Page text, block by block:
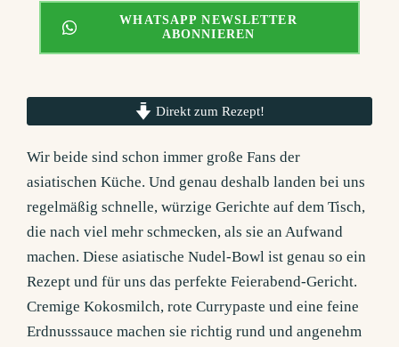
WHATSAPP NEWSLETTER
ABONNIEREN
Direkt zum Rezept!
Wir beide sind schon immer große Fans der
asiatischen Küche. Und genau deshalb landen bei uns
regelmäßig schnelle, würzige Gerichte auf dem Tisch,
die nach viel mehr schmecken, als sie an Aufwand
machen. Diese asiatische Nudel-Bowl ist genau so ein
Rezept und für uns das perfekte Feierabend-Gericht.
Cremige Kokosmilch, rote Currypaste und eine feine
Erdnusssauce machen sie richtig rund und angenehm